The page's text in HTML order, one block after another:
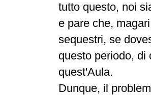
tutto questo, noi
e pare che,
sequestri, se
questo periodo, di
quest'Aula.
Dunque, il